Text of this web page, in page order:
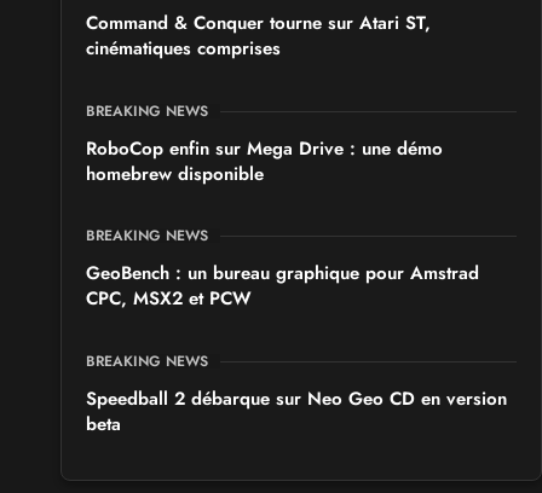
Command & Conquer tourne sur Atari ST,
cinématiques comprises
BREAKING NEWS
RoboCop enfin sur Mega Drive : une démo
homebrew disponible
BREAKING NEWS
GeoBench : un bureau graphique pour Amstrad
CPC, MSX2 et PCW
BREAKING NEWS
Speedball 2 débarque sur Neo Geo CD en version
beta